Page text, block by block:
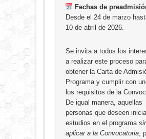
Fechas de
Desde el 24 de marzo
10 de abril de 2026.
Se invita a todos los
a realizar este proceso
obtener la Carta de
Programa y cumplir con
los requisitos de la
De igual manera, aquellas
personas que deseen
estudios en el programa
aplicar a la Convocatoria,